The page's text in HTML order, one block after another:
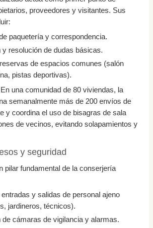
proveedores y visitantes. Sus
paquetería y correspondencia.
y resolución de dudas básicas.
de espacios comunes (salón
pistas deportivas).
una comunidad de 80 viviendas, la
semanalmente más de 200 envíos de
y coordina el uso de bisagras de sala
de vecinos, evitando solapamientos y
y seguridad
pilar fundamental de la conserjería
entradas y salidas de personal ajeno
jardineros, técnicos).
de cámaras de vigilancia y alarmas.